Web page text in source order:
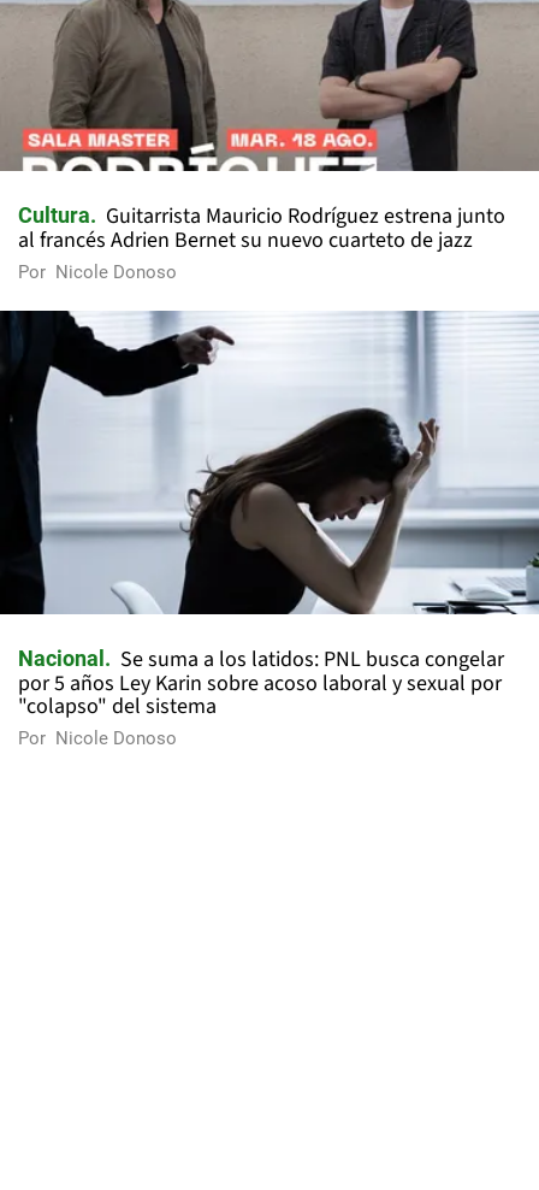
Cultura
Guitarrista Mauricio Rodríguez estrena junto
al francés Adrien Bernet su nuevo cuarteto de jazz
Por Nicole Donoso
Nacional
Se suma a los latidos: PNL busca congelar
por 5 años Ley Karin sobre acoso laboral y sexual por
"colapso" del sistema
Por Nicole Donoso